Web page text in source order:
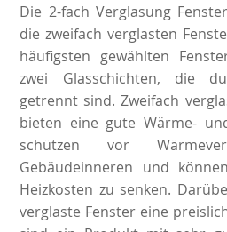
Die 2-fach Verglasung Fenster
die zweifach verglasten
häufigsten gewählten
zwei Glasschichten, die
getrennt sind. Zweifach
bieten eine gute Wärme-
schützen vor
Gebäudeinneren und
Heizkosten zu senken.
verglaste Fenster eine